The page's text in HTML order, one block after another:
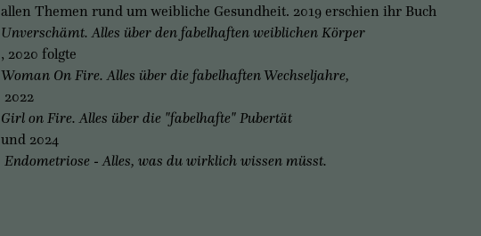
allen Themen rund um weibliche Gesundheit. 2019 erschien ihr Buch
Unverschämt. Alles über den fabelhaften weiblichen Körper
, 2020 folgte
Woman On Fire. Alles über die fabelhaften Wechseljahre,
2022
Girl on Fire. Alles über die "fabelhafte" Pubertät
und 2024
Endometriose - Alles, was du wirklich wissen müsst.